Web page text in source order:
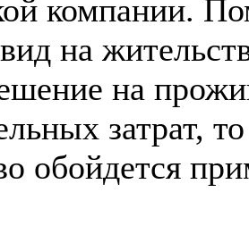
компании.
на
на
затрат,
обойдется